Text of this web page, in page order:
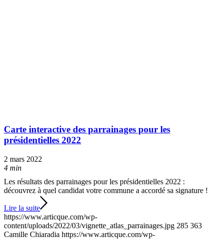
Carte interactive des parrainages pour les
présidentielles 2022
2 mars 2022
4 min
Les résultats des parrainages pour les présidentielles 2022 :
découvrez à quel candidat votre commune a accordé sa signature !
Lire la suite
https://www.articque.com/wp-
content/uploads/2022/03/vignette_atlas_parrainages.jpg 285 363
Camille Chiaradia https://www.articque.com/wp-